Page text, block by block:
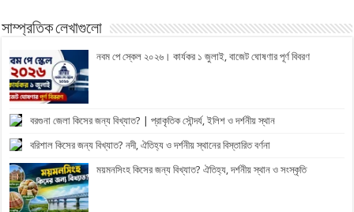
সাম্প্রতিক লেখাগুলো
নবম পে স্কেল ২০২৬। কার্যকর ১ জুলাই, বাজেট ঘোষণার পূর্ণ বিবরণ
বরগুনা জেলা কিসের জন্য বিখ্যাত? | প্রাকৃতিক সৌন্দর্য, ইলিশ ও দর্শনীয় স্থান
বরিশাল কিসের জন্য বিখ্যাত? নদী, ঐতিহ্য ও দর্শনীয় স্থানের বিস্তারিত বর্ণনা
ময়মনসিংহ কিসের জন্য বিখ্যাত? ঐতিহ্য, দর্শনীয় স্থান ও সংস্কৃতি